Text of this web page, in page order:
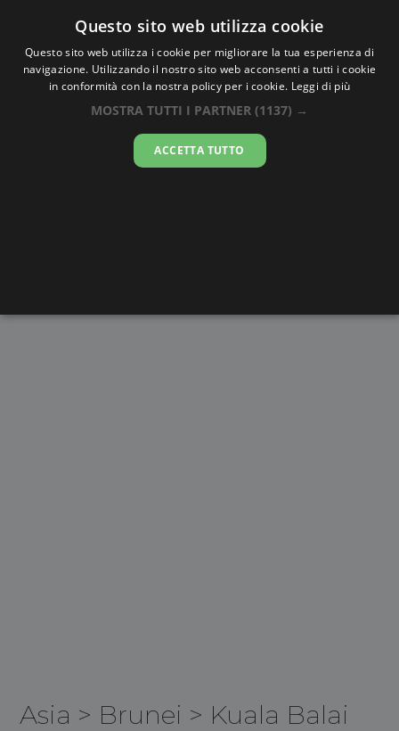
Oraesatta.co
Ora EsattaKuala Balai
12:44:44
Asia > Brunei > Kuala Balai
Questo sito web utilizza cookie
Questo sito web utilizza i cookie per migliorare la tua esperienza di
navigazione. Utilizzando il nostro sito web acconsenti a tutti i cookie
in conformità con la nostra policy per i cookie. Leggi di più
MOSTRA TUTTI I PARTNER (1137) →
ACCETTA TUTTO